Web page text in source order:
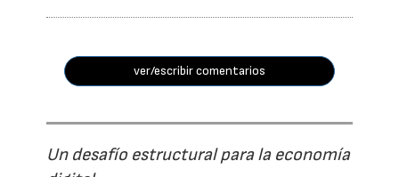
ver/escribir comentarios
Un desafío estructural para la economía